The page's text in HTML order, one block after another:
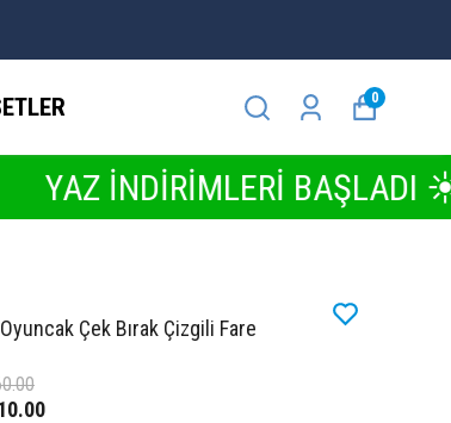
0
BAŞLADI ☀️
Çek Bırak Çizgili Fare